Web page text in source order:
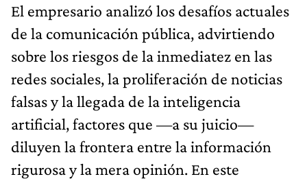
El empresario analizó los desafíos actuales
de la comunicación pública, advirtiendo
sobre los riesgos de la inmediatez en las
redes sociales, la proliferación de noticias
falsas y la llegada de la inteligencia
artificial, factores que —a su juicio—
diluyen la frontera entre la información
rigurosa y la mera opinión. En este